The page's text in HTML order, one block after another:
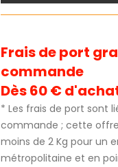
Frais de port
commande
Dès 60 €
* Les frais de port sont
commande ; cette
moins de 2 Kg pour un
métropolitaine et en